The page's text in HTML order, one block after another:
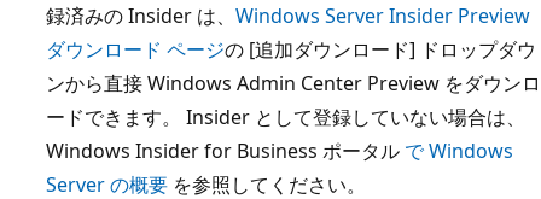
録済みの Insider は、 Windows Server Insider Preview
ダウンロード ページの [追加ダウンロード] ドロップダウ
ンから直接 Windows Admin Center Preview をダウンロ
ードできます。 Insider として登録していない場合は、
Windows Insider for Business ポータル で Windows
Server の概要 を参照してください。